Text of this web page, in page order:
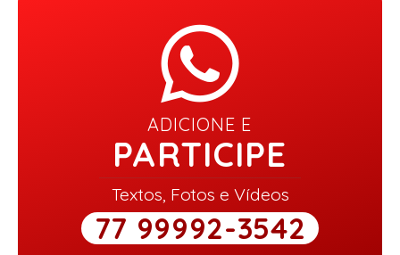
ADICIONE E
PARTICIPE
Textos, Fotos e Vídeos
77 99992-3542